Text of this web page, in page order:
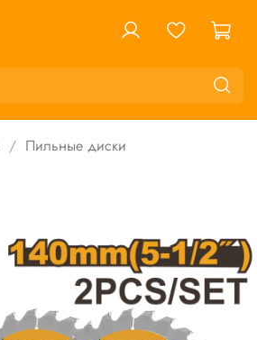
Пильные диски